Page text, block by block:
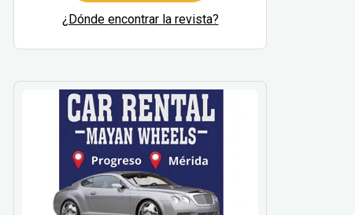
¿Dónde encontrar la revista?